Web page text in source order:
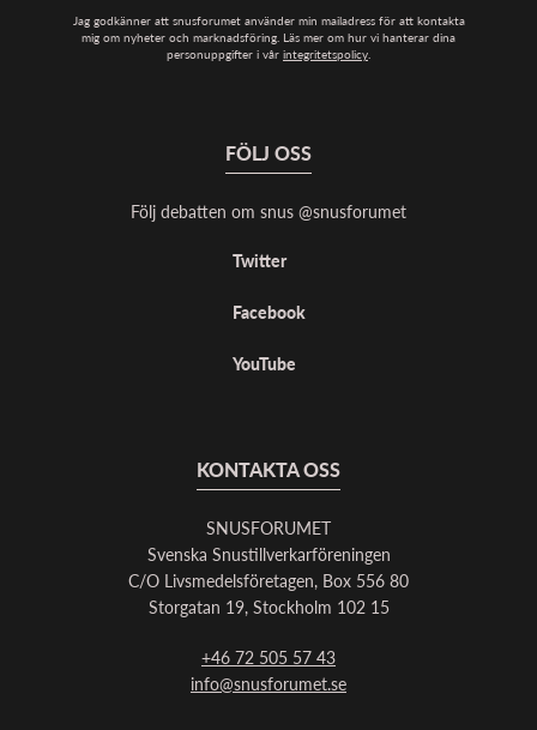
Jag godkänner att snusforumet använder min mailadress för att kontakta
mig om nyheter och marknadsföring. Läs mer om hur vi hanterar dina
personuppgifter i vår integritetspolicy.
FÖLJ OSS
Följ debatten om snus @snusforumet
Twitter
Facebook
YouTube
KONTAKTA OSS
SNUSFORUMET
Svenska Snustillverkarföreningen
C/O Livsmedelsföretagen, Box 556 80
Storgatan 19, Stockholm 102 15
+46 72 505 57 43
info@snusforumet.se